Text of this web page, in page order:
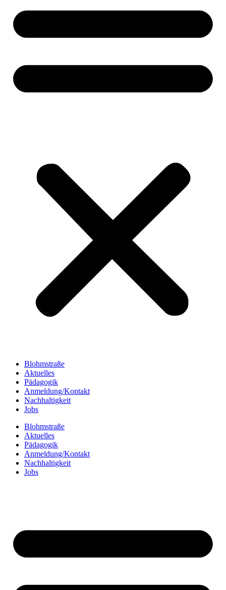
Blohmstraße
Aktuelles
Pädagogik
Anmeldung/Kontakt
Nachhaltigkeit
Jobs
Blohmstraße
Aktuelles
Pädagogik
Anmeldung/Kontakt
Nachhaltigkeit
Jobs